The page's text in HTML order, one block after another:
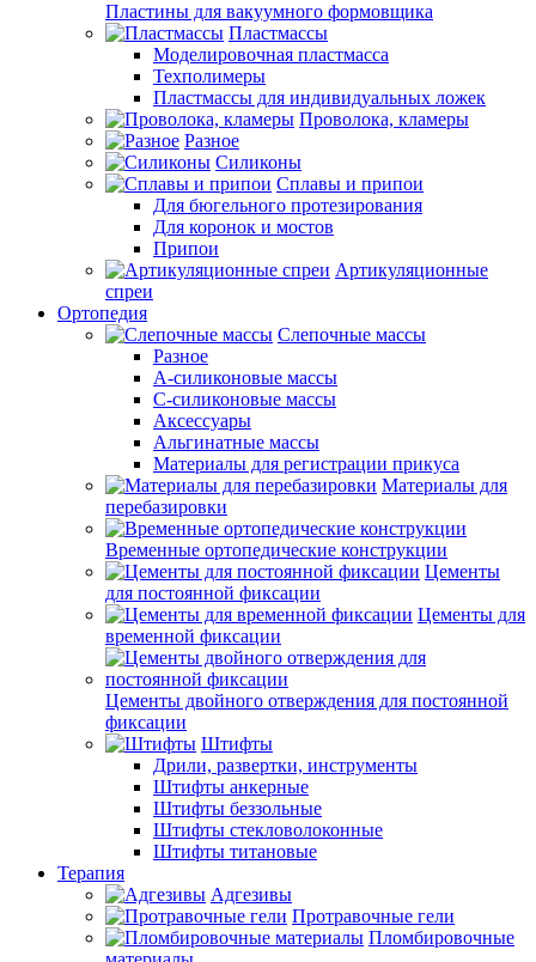
Пластины для вакуумного формовщика
Пластмассы
Моделировочная пластмасса
Техполимеры
Пластмассы для индивидуальных ложек
Проволока, кламеры
Разное
Силиконы
Сплавы и припои
Для бюгельного протезирования
Для коронок и мостов
Припои
Артикуляционные
спреи
Ортопедия
Слепочные массы
Разное
А-силиконовые массы
С-силиконовые массы
Аксессуары
Альгинатные массы
Материалы для регистрации прикуса
Материалы для
перебазировки
Временные ортопедические конструкции
Цементы
для постоянной фиксации
Цементы для
временной фиксации
Цементы двойного отверждения для постоянной
фиксации
Штифты
Дрили, развертки, инструменты
Штифты анкерные
Штифты беззольные
Штифты стекловолоконные
Штифты титановые
Терапия
Адгезивы
Протравочные гели
Пломбировочные